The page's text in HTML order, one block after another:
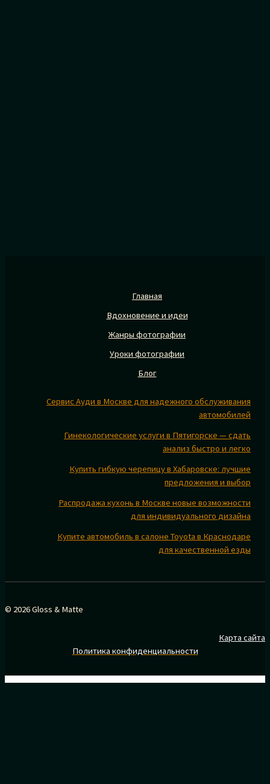
Главная
Вдохновение и идеи
Жанры фотографии
Уроки фотографии
Блог
Сервис Ауди в Москве для надежного обслуживания
автомобилей
Гинекологические услуги в Пятигорске — сдать
анализ быстро и легко
Купить гибкую черепицу в Хабаровске: лучшие
предложения и выбор
Распродажа кухонь в Москве новые возможности
для индивидуального дизайна
Купите автомобиль в салоне Toyota в Краснодаре
для качественной езды
© 2026 Gloss & Matte
Карта сайта
Политика конфиденциальности